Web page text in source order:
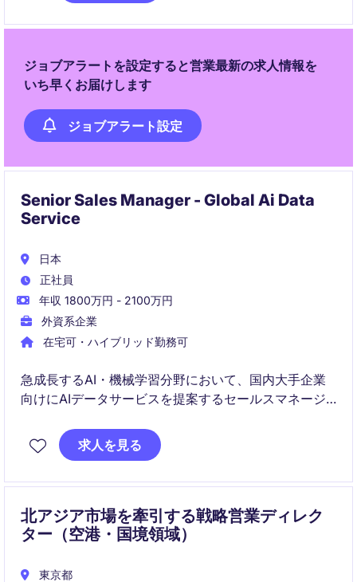
ジョブアラートを設定すると営業最新の求人情報を
いち早くお届けします
ジョブアラート設定
Senior Sales Manager - Global Ai Data
Service
日本
正社員
年収 1800万円 - 2100万円
外資系企業
在宅可・ハイブリッド勤務可
急成長するAI・機械学習分野において、国内大手企業
向けにAIデータサービスを提案するセールスマネージ
約交渉、プロジェクト推進まで一貫して担当し、日本
市場の事業成長をリードしていただきます。
求人を見る
北アジア市場を牽引する戦略営業ディレク
ター（空港・国境領域）
東京都